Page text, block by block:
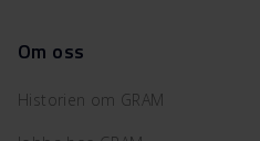
Om oss
Historien om GRAM